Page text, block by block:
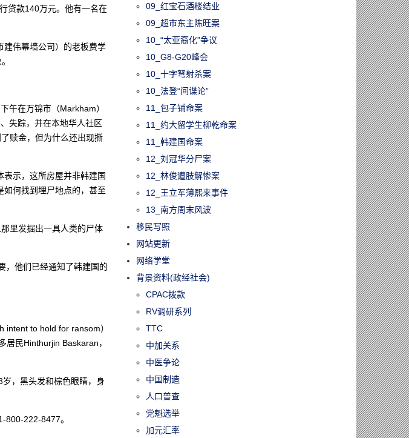
贷款140万元。他有一名在
建伟幕墙公司）的老板费学
午在万锦市（Markham）
失踪，并在本地华人社区
赎金，但为什么还出现撕
示，这所房屋并非韩建国
如何找到埋尸地点的，甚至
里发掘出一具人类的尸体
，他们已经通知了韩建国的
intent to hold for ransom）
民Hinthurjin Baskaran，
，黑头发和棕色眼睛，身
800-222-8477。
09_红宝石酒楼结业
09_超市东主陈旺案
10_“太亚裔化”争议
10_G8-G20峰会
10_十字弩射杀案
10_法登“间谍论”
11_包子铺命案
11_约大留学生柳乾命案
11_韩建国命案
12_刘冠华分尸案
12_林俊遭肢解惨案
12_王立军薄熙来事件
13_南方周末风波
移民写照
网站更新
网络学堂
背景资料(政经社会)
CPAC拨款
RV调研系列
TTC
中加关系
中医争论
中国制造
人口普查
党魁选举
加元汇率